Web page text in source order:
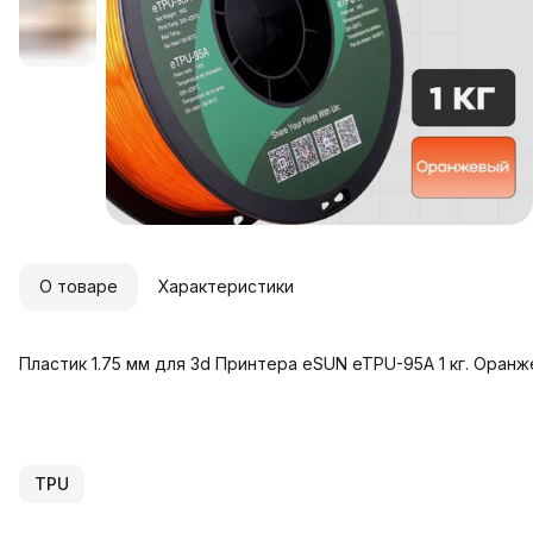
О товаре Характеристики
Пластик 1.75 мм для 3d Принтера eSUN eTPU-95A 1 кг.
TPU